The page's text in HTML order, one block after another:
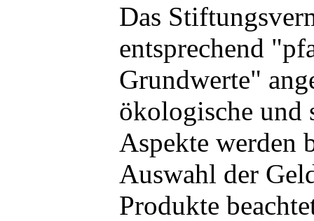
Das
entsprechend
Grundwerte"
ökologische und
Aspekte werden
Auswahl der
Produkte